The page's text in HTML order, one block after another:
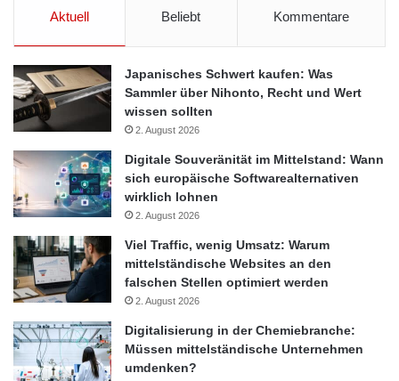
über öffentliche Besucher- oder Verkaufsräume verfügen: Vom
hin zur Boutique, dem Kosmetiksalon oder der Weinhandlung
ergeben sich über alle Branchen hinweg viele Einsatzbereiche.
Dies bestätigt auch das Interesse zum Affiliate-Modell, welches
Ende August auf der internationalen Konsumgütermesse
Tendence erstmals Handelspartnern vorgestellt wurde: Durch
die verschiedensten Branchen hinweg erhielt FUJIFILM eine
positive Resonanz zum B2B-Programm und konnte neue
Affiliate-Partner gewinnen.
FUJIFILM: Teil einer fotografischen Renaissance
FUJIFILM ist weltweit bekannt dafür, immer wieder neue
Produkte und Services auf Grundlage innovativer
technologischer Entwicklungen anzubieten und damit
unterschiedlichste Bedürfnisse optimal zu erfüllen. Ein zentraler
Aktuell Beliebt Kommentare
Japanisches Schwert kaufen: Was
Sammler über Nihonto, Recht und Wert
wissen sollten
2. August 2026
Digitale Souveränität im Mittelstand: Wann
sich europäische Softwarealternativen
wirklich lohnen
2. August 2026
Viel Traffic, wenig Umsatz: Warum
mittelständische Websites an den
falschen Stellen optimiert werden
2. August 2026
Digitalisierung in der Chemiebranche:
Müssen mittelständische Unternehmen
umdenken?